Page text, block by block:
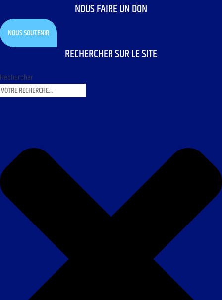
NOUS FAIRE UN DON
NOUS SOUTENIR
RECHERCHER SUR LE SITE
Rechercher